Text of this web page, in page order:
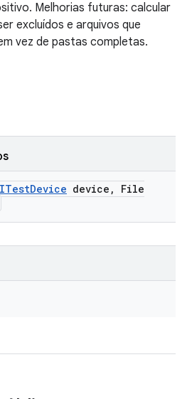
Melhorias futuras: calcular
excluídos e arquivos que
vez de pastas completas.
ITestDevice device ,
File